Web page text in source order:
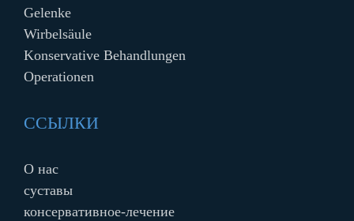
Gelenke
Wirbelsäule
Konservative Behandlungen
Operationen
ССЫЛКИ
О нас
cуставы
консервативное-лечение